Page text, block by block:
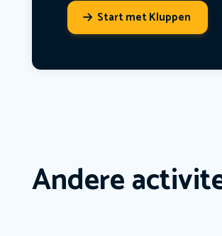
Start met Kluppen
Andere